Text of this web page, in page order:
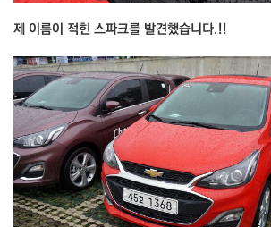
제 이름이 적힌 스파크를 발견했습니다.!!